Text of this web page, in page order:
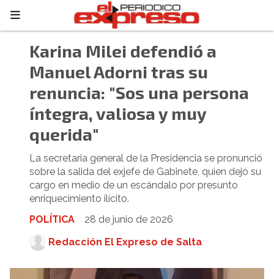
Karina Milei defendió a
Manuel Adorni tras su
renuncia: "Sos una persona
íntegra, valiosa y muy
querida"
La secretaria general de la Presidencia se pronunció
sobre la salida del exjefe de Gabinete, quien dejó su
cargo en medio de un escándalo por presunto
enriquecimiento ilícito.
POLÍTICA
28 de junio de 2026
Redacción El Expreso de Salta